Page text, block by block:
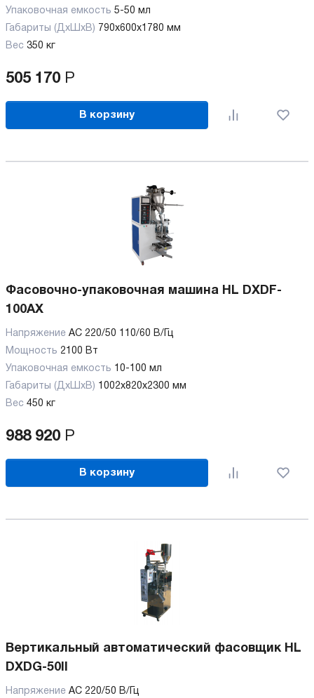
Упаковочная емкость 5-50 мл
Габариты (ДхШхВ) 790х600х1780 мм
Вес 350 кг
505 170 Р
В корзину
Фасовочно-упаковочная машина HL DXDF-
100AX
Напряжение AC 220/50 110/60 В/Гц
Мощность 2100 Вт
Упаковочная емкость 10-100 мл
Габариты (ДхШхВ) 1002х820х2300 мм
Вес 450 кг
988 920 Р
В корзину
Вертикальный автоматический фасовщик HL
DXDG-50II
Напряжение AC 220/50 В/Гц